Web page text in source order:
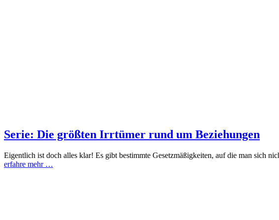
Serie: Die größten Irrtümer rund um Beziehungen
Eigentlich ist doch alles klar! Es gibt bestimmte Gesetzmäßigkeiten, auf die man sich
erfahre mehr …